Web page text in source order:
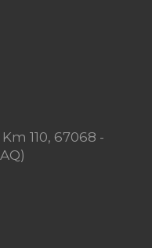
110, 67068 -